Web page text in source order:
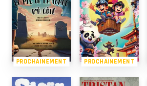
PROCHAINEMENT PROCHAINEMENT